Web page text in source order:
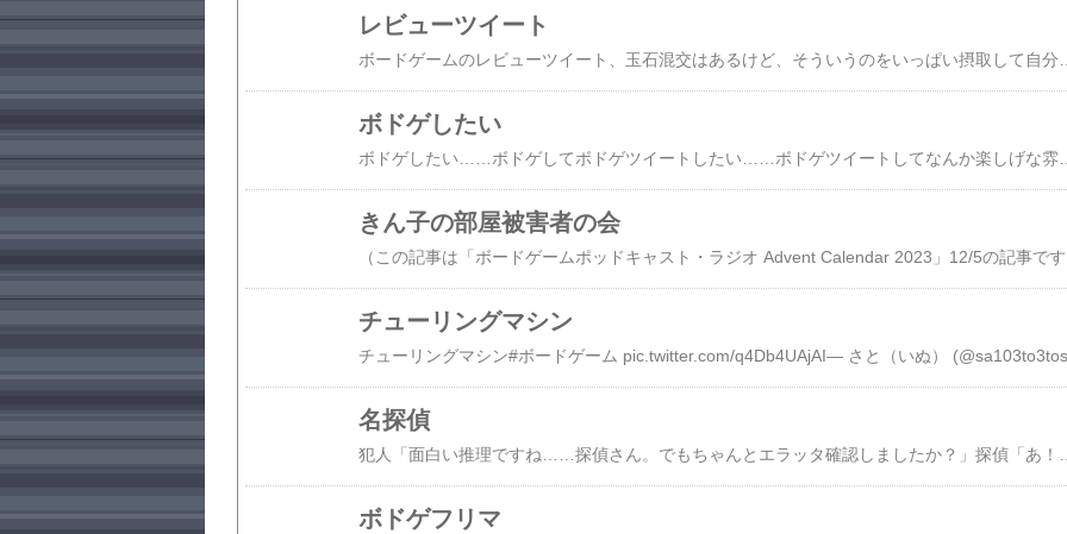
レビューツイート
ボドゲしたい
きん子の部屋被害者の会
チューリングマシン
名探偵
ボドゲフリマ